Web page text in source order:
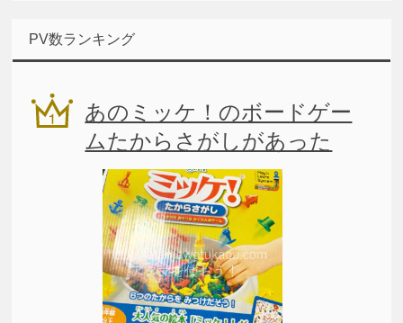
PV数ランキング
あのミッケ！のボードゲー
ムたからさがしがあった